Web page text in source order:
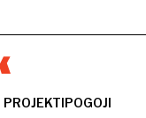
z
PROJEKTIPOGOJI